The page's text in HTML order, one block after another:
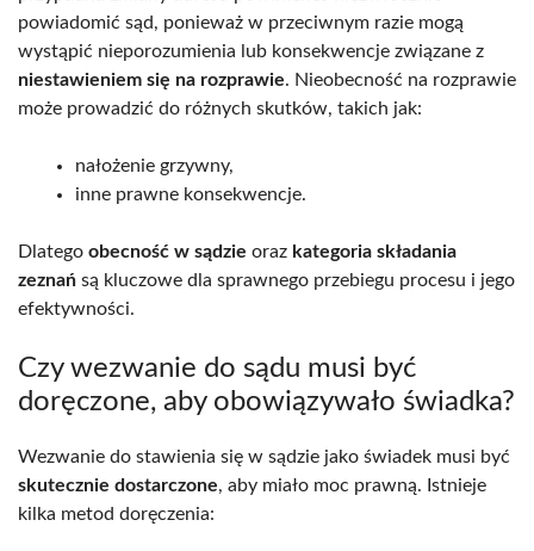
powiadomić sąd, ponieważ w przeciwnym razie mogą
wystąpić nieporozumienia lub konsekwencje związane z
niestawieniem się na rozprawie. Nieobecność na rozprawie
może prowadzić do różnych skutków, takich jak:
nałożenie grzywny,
inne prawne konsekwencje.
Dlatego obecność w sądzie oraz kategoria składania
zeznań są kluczowe dla sprawnego przebiegu procesu i jego
efektywności.
Czy wezwanie do sądu musi być
doręczone, aby obowiązywało świadka?
Wezwanie do stawienia się w sądzie jako świadek musi być
skutecznie dostarczone, aby miało moc prawną. Istnieje
kilka metod doręczenia: